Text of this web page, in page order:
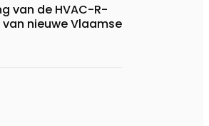
van de HVAC-R-
nieuwe Vlaamse